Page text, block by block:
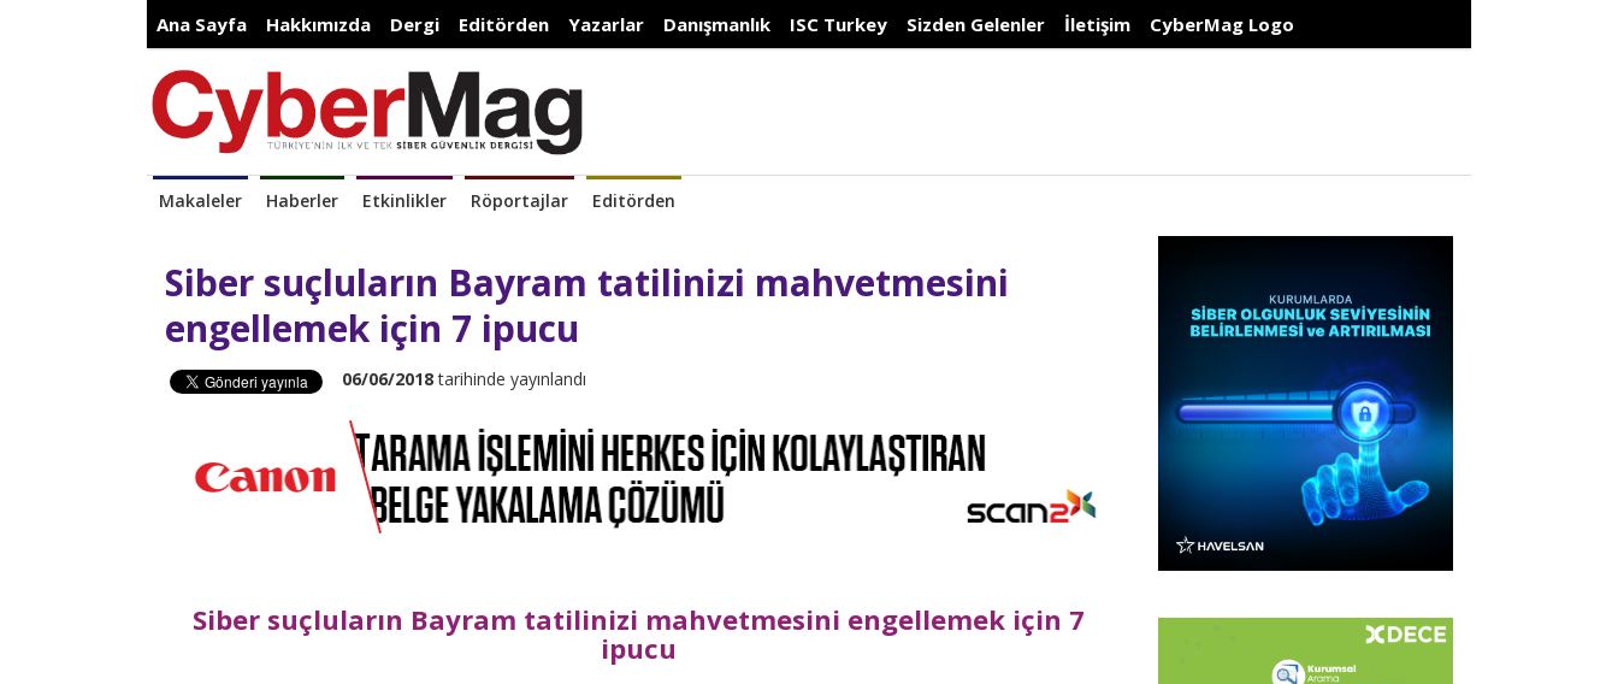
Ana Sayfa Hakkımızda Dergi Editörden Yazarlar Danışmanlık ISC Turkey Sizden Gelenler İletişim CyberMag Logo
Makaleler Haberler Etkinlikler Röportajlar Editörden
Siber suçluların Bayram tatilinizi mahvetmesini
engellemek için 7 ipucu
06/06/2018tarihinde yayınlandı
Siber suçluların Bayram tatilinizi mahvetmesini engellemek için 7
ipucu